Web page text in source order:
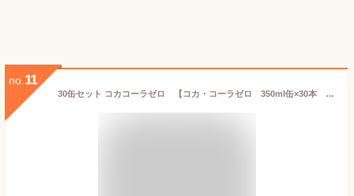
no. 11
30缶セット コカコーラゼロ 【コカ・コーラゼロ 350ml缶×30本 炭酸飲料 コカコーラZERO コカ・コーラZERO 】【コストコ通販】＃8